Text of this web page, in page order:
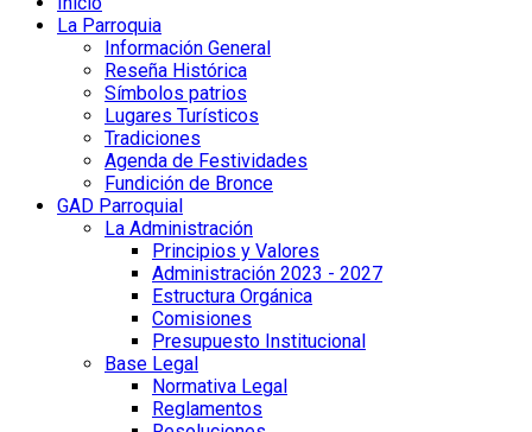
La Parroquia
Información General
Reseña Histórica
Símbolos patrios
Lugares Turísticos
Tradiciones
Agenda de Festividades
Fundición de Bronce
GAD Parroquial
La Administración
Principios y Valores
Administración 2023 - 2027
Estructura Orgánica
Comisiones
Presupuesto Institucional
Base Legal
Normativa Legal
Reglamentos